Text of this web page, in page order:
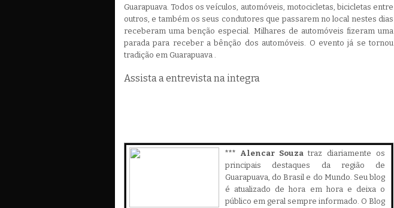
Guarapuava. Todos os veículos, automóveis, motocicletas, bicicletas entre
outros, e também os seus condutores que passarem no local nestes dias
receberam uma benção especial. Milhares de automóveis fizeram uma
parada para receber a bênção dos automóveis. O evento já se tornou
tradição em Guarapuava .
Assista a entrevista na integra
*** Alencar Souzatraz diariamente os
principais destaques da região de
Guarapuava, do Brasil e do Mundo. Seu blog
é atualizado de hora em hora e deixa o
público em geral sempre informado. O Blog